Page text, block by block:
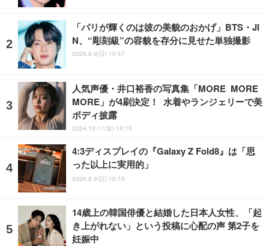
「パリが輝くのは彼の美貌のおかげ」BTS・JI
N、“彫刻級”の容貌を存分に見せた単独撮影
2026.8.9(日) 10:47
人気声優・井口裕香の写真集「MORE MORE
MORE」が4刷決定！ 水着やランジェリーで美
ボディ披露
2024.10.11(金) 19:15
4:3ディスプレイの『Galaxy Z Fold8』は「思
った以上に実用的」
2026.8.9(日) 16:19
14歳上の韓国俳優と結婚した日本人女性、「起
き上がれない」という投稿に心配の声 第2子を
妊娠中